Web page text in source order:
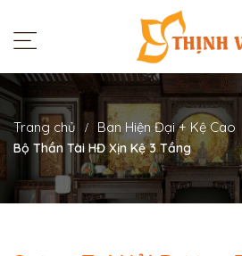
Trang chủ Ban Hiện Đại + Kệ Cao
Bộ Thần Tài HĐ Xịn Kệ 3 Tầng